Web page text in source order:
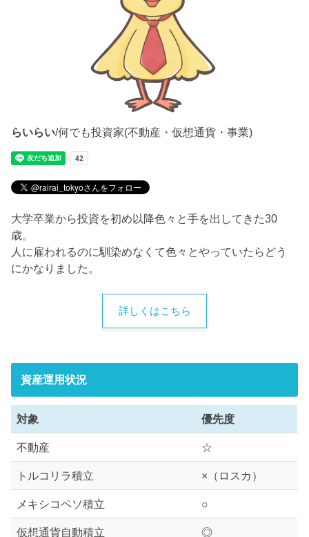
らいらい/何でも投資家(不動産・仮想通貨・事業)
大学卒業から投資を初め以降色々と手を出してきた30
歳。
人に雇われるのに馴染めなくて色々とやっていたらどう
にかなりました。
詳しくはこちら
資産運用状況
対象 優先度
不動産 ☆
トルコリラ積立 ×（ロスカ）
メキシコペソ積立 ○
仮想通貨自動積立 ◎